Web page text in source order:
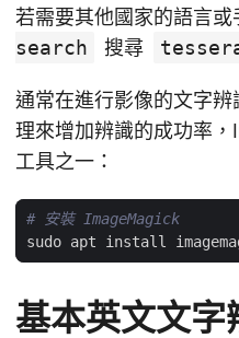
若需要其他國家的語言或
search
搜尋
通常在進行影像的文字
理來增加辨識的成功率
工具之一：
# 安裝 ImageMagick
基本英文文字